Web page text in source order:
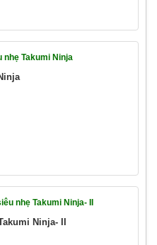
Ninja- II